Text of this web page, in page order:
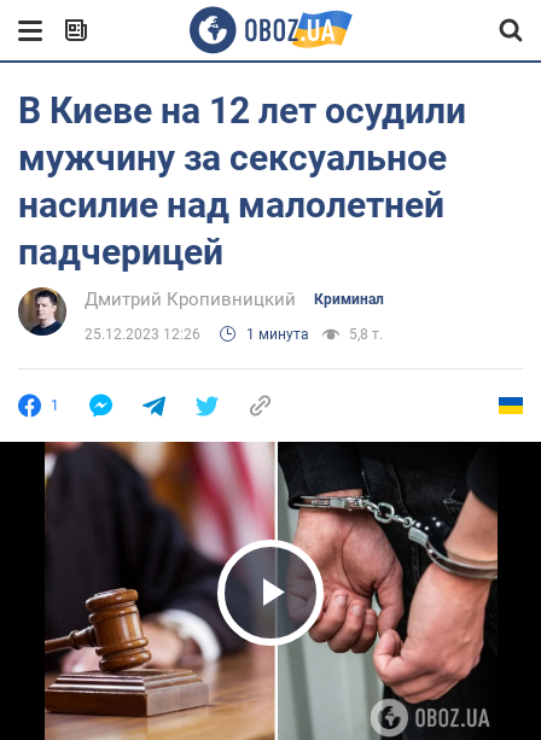
В Киеве на 12 лет осудили
мужчину за сексуальное
насилие над малолетней
падчерицей
Дмитрий Кропивницкий Криминал
25.12.2023 12:26 1 минута 5,8 т.
1
Play Video